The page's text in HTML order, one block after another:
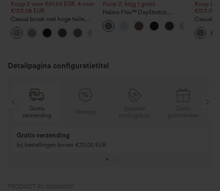
Koop 2 voor €61,54 EUR, 4 voor
€123,08 EUR
Casual broek met hoge taille,
rechte pijpen, linnen-look en
zakken
Koop 2, krijg 1 gratis
Halara Flex™ DayStretch
werkbroek met hoge taille,
zakken en rechte pijpen
Koop 2
€123,08
Casual
taille,
Detailpagina configuratietitel
Verkoop
Koop 3 en krijg 1 gratis
Koop 4 voor 3, koop 8 voor 6
PRODUCT ID: 02550027